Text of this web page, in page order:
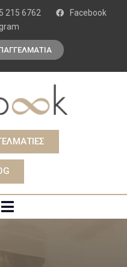
215 6762
Facebook